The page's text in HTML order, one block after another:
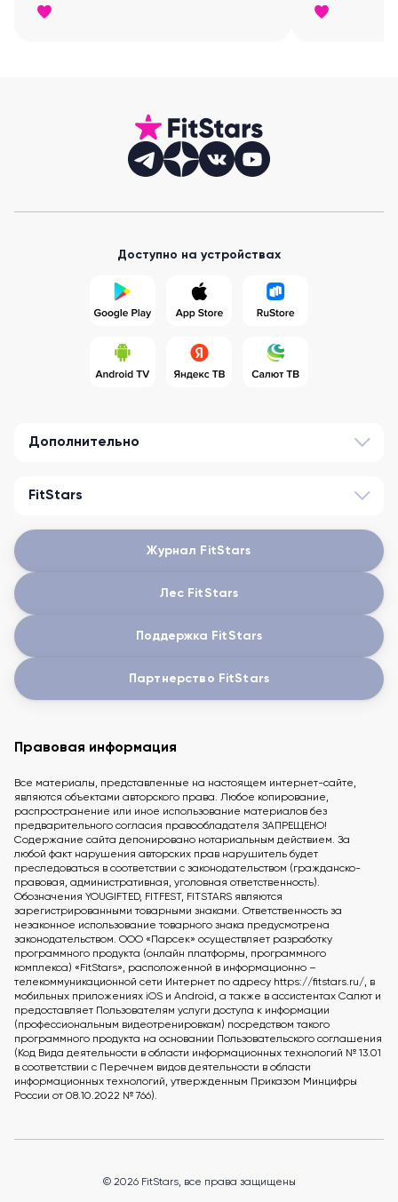
оно
Доступно на устройствах
Дополнительно
FitStars
Журнал FitStars
Лес FitStars
Поддержка FitStars
Партнерство FitStars
Правовая информация
Все материалы, представленные на настоящем интернет-сайте,
являются объектами авторского права. Любое копирование,
распространение или иное использование материалов без
предварительного согласия правообладателя ЗАПРЕЩЕНО!
Содержание сайта депонировано нотариальным действием. За
любой факт нарушения авторских прав нарушитель будет
преследоваться в соответствии с законодательством (гражданско-
правовая, административная, уголовная ответственность).
Обозначения YOUGIFTED, FITFEST, FITSTARS являются
зарегистрированными товарными знаками. Ответственность за
незаконное использование товарного знака предусмотрена
законодательством. ООО «Парсек» осуществляет разработку
программного продукта (онлайн платформы, программного
комплекса) «FitStars», расположенной в информационно –
телекоммуникационной сети Интернет по адресу https://fitstars.ru/, в
мобильных приложениях iOS и Android, а также в ассистентах Салют и
предоставляет Пользователям услуги доступа к информации
(профессиональным видеотренировкам) посредством такого
программного продукта на основании Пользовательского соглашения
(Код Вида деятельности в области информационных технологий № 13.01
в соответствии с Перечнем видов деятельности в области
информационных технологий, утвержденным Приказом Минцифры
России от 08.10.2022 № 766).
© 2026 FitStars, все права защищены